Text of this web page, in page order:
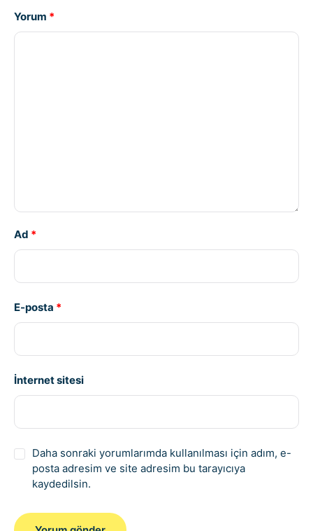
Yorum *
Ad *
E-posta *
İnternet sitesi
Daha sonraki yorumlarımda kullanılması için adım, e-
posta adresim ve site adresim bu tarayıcıya
kaydedilsin.